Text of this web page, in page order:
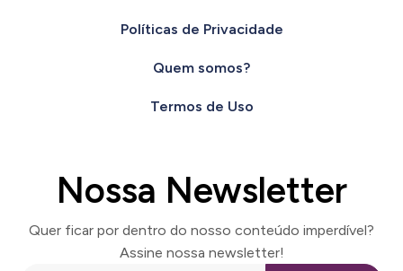
Políticas de Privacidade
Quem somos?
Termos de Uso
Nossa Newsletter
Quer ficar por dentro do nosso conteúdo imperdível?
Assine nossa newsletter!